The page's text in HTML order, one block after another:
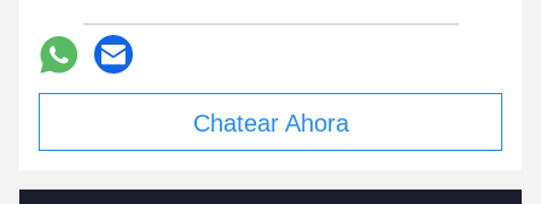
Chatear Ahora